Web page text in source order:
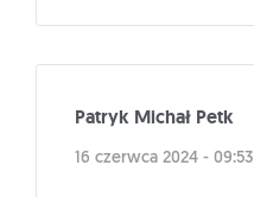
Patryk Michał Petk
16 czerwca 2024 - 09:53